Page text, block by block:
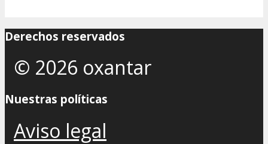
Derechos reservados
© 2026 oxantar
Nuestras políticas
Aviso legal